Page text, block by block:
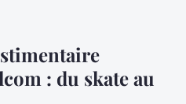
: du skate au